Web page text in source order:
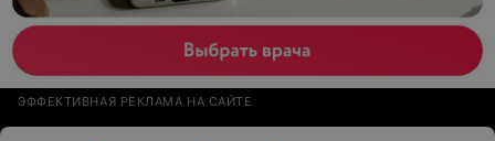
ЭФФЕКТИВНАЯ РЕКЛАМА НА САЙТЕ